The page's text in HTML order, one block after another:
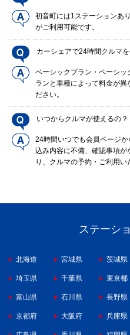
初音町には1ステーションあ
がご利用可能です。
カーシェアで24時間クルマ
ベーシックプラン・ベーシ
ランと車種によって料金が異
ださい。
いつからクルマが使えるの？
24時間いつでも会員ページ
込み内容に不備、確認事項
り、クルマの予約・ご利用い
ステーシ
北海道 宮城県 茨城県
埼玉県 千葉県 東京都
富山県 石川県 長野県
京都府 大阪府 兵庫県